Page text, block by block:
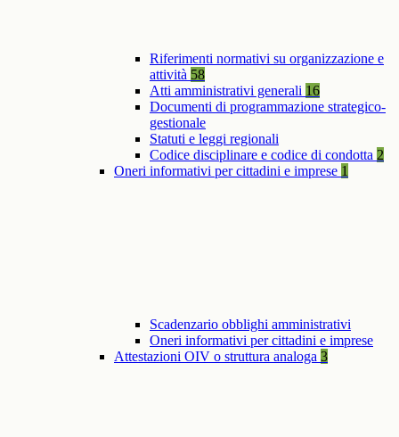
Riferimenti normativi su organizzazione e
attività 58
Atti amministrativi generali 16
Documenti di programmazione strategico-
gestionale
Statuti e leggi regionali
Codice disciplinare e codice di condotta 2
Oneri informativi per cittadini e imprese 1
Scadenzario obblighi amministrativi
Oneri informativi per cittadini e imprese
Attestazioni OIV o struttura analoga 3